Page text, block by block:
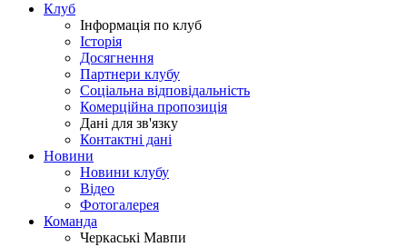
Клуб
Інформація по клуб
Історія
Досягнення
Партнери клубу
Соціальна відповідальність
Комерційна пропозиція
Дані для зв'язку
Контактні дані
Новини
Новини клубу
Відео
Фотогалерея
Команда
Черкаські Мавпи